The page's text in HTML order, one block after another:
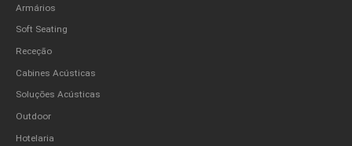
Armários
Soft Seating
Receção
Cabines Acústicas
Soluções Acústicas
Outdoor
Hotelaria